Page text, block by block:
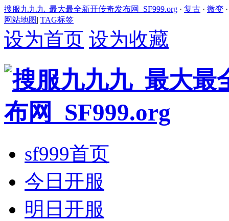
搜服九九九_最大最全新开传奇发布网_SF999.org · 复古 · 微变
网站地图| TAG标签
设为首页 设为收藏
sf999首页
今日开服
明日开服